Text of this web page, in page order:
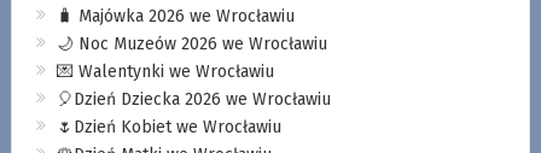
🧳 Majówka 2026 we Wrocławiu
🌙 Noc Muzeów 2026 we Wrocławiu
💌 Walentynki we Wrocławiu
🎈Dzień Dziecka 2026 we Wrocławiu
🌷Dzień Kobiet we Wrocławiu